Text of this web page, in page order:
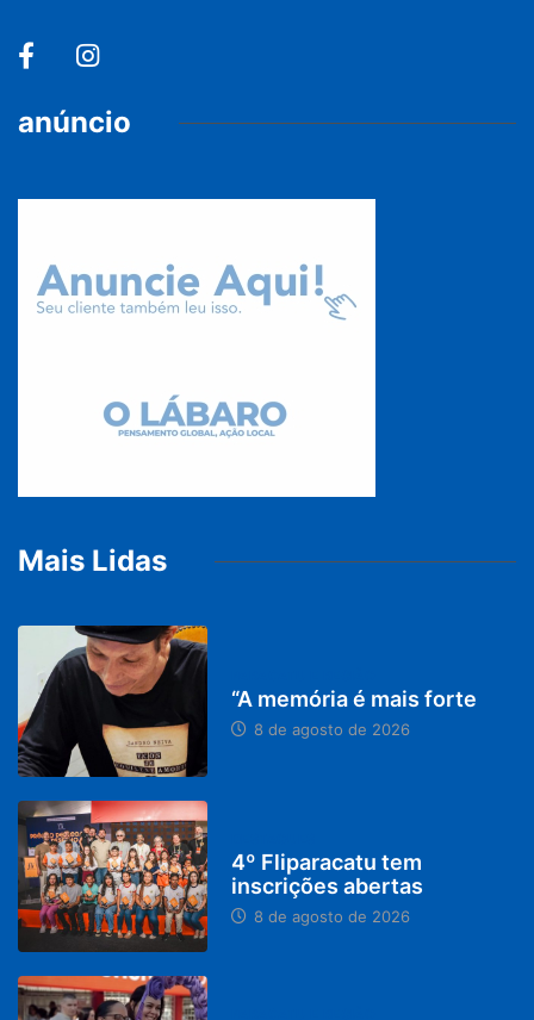
anúncio
Mais Lidas
“A memória é mais forte
8 de agosto de 2026
4º Fliparacatu tem
inscrições abertas
8 de agosto de 2026